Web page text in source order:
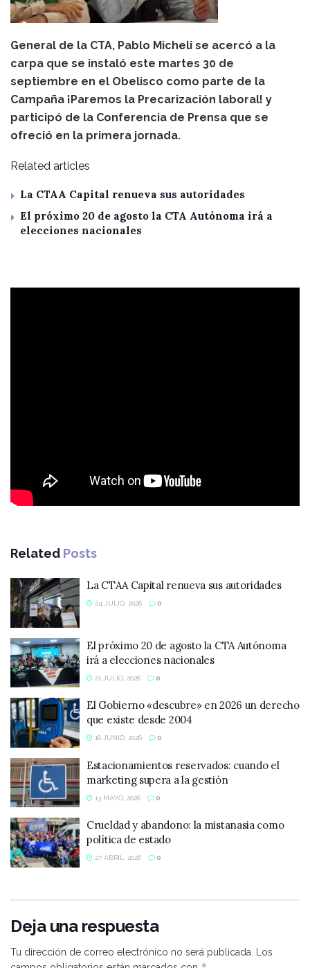
General de la CTA, Pablo Micheli se acercó a la
carpa que se instaló este martes 30 de
septiembre en el Obelisco como parte de la
Campaña ¡Paremos la Precarización laboral! y
participó de la Conferencia de Prensa que se
ofreció en la primera jornada.
Related articles
La CTAA Capital renueva sus autoridades
El próximo 20 de agosto la CTA Autónoma irá a
elecciones nacionales
Related Posts
La CTAA Capital renueva sus autoridades
24 JULIO, 2026 0
El próximo 20 de agosto la CTA Autónoma
irá a elecciones nacionales
21 JULIO, 2026 0
El Gobierno «descubre» en 2026 un derecho
que existe desde 2004
16 JUNIO, 2026 0
Estacionamientos reservados: cuando el
marketing supera a la gestión
13 MAYO, 2026 0
Crueldad y abandono: la mistanasia como
política de estado
27 ABRIL, 2026 0
Deja una respuesta
Tu dirección de correo electrónico no será publicada.
Los